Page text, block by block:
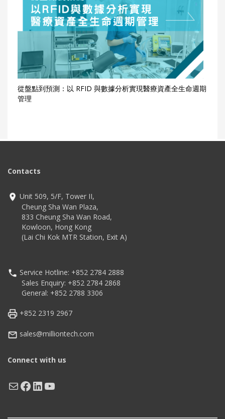
從盤點到預測：以 RFID 與數據分析實現醫療資產全生命週期
管理
Contacts
Unit 509, 5/F, Tower II,
Cheung Sha Wan Plaza,
833 Cheung Sha Wan Road,
Kowloon, Hong Kong
(Lai Chi Kok MTR Station, Exit A)
Service Hotline: +852 2784 2888
Sales Enquiry: +852 2784 2868
General: +852 2788 3306
+852 2319 2967
sales@milliontech.com
Connect with us
MailFacebook
LinkedIn
YouTube